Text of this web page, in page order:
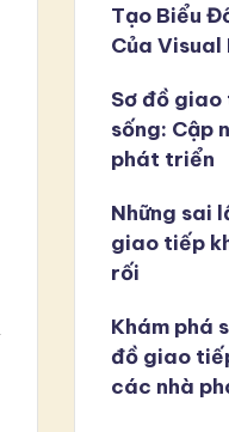
Tạo Biểu
Của
Sơ đồ giao
sống: Cập
phát triển
Những sai
giao tiếp
rối
Khám phá
đồ giao
các nhà